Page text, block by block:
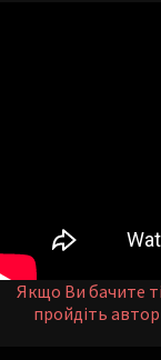
Якщо Ви бачите
пройдіть